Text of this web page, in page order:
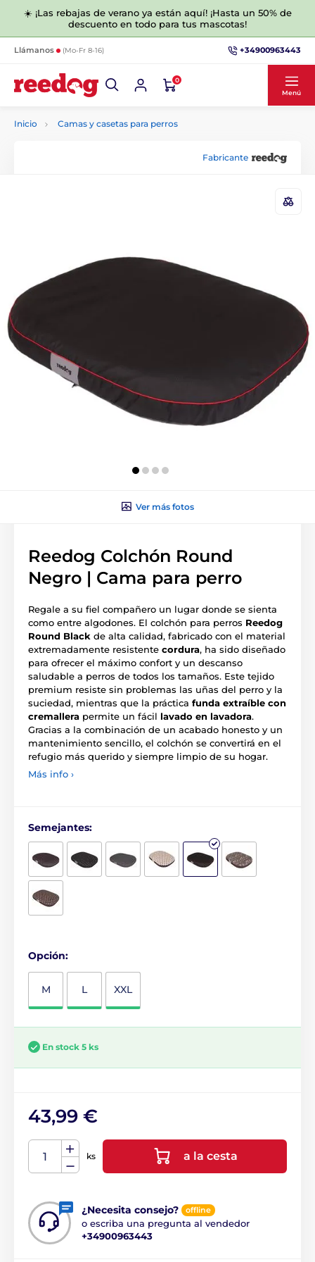
☀️ ¡Las rebajas de verano ya están aquí! ¡Hasta un 50% de
descuento en todo para tus mascotas!
Llámanos (Mo-Fr 8-16) +34900963443
0
Menú
Inicio Camas y casetas para perros
Fabricante
Ver más fotos
Reedog Colchón Round
Negro | Cama para perro
Regale a su fiel compañero un lugar donde se sienta
como entre algodones. El colchón para perros Reedog
Round Black de alta calidad, fabricado con el material
extremadamente resistente cordura, ha sido diseñado
para ofrecer el máximo confort y un descanso
saludable a perros de todos los tamaños. Este tejido
premium resiste sin problemas las uñas del perro y la
suciedad, mientras que la práctica funda extraíble con
cremallera permite un fácil lavado en lavadora.
Gracias a la combinación de un acabado honesto y un
mantenimiento sencillo, el colchón se convertirá en el
refugio más querido y siempre limpio de su hogar.
Más info ›
Semejantes:
Opción:
M L XXL
En stock 5 ks
43,99 €
ks a la cesta
¿Necesita consejo? offline
o escriba una pregunta al vendedor
+34900963443